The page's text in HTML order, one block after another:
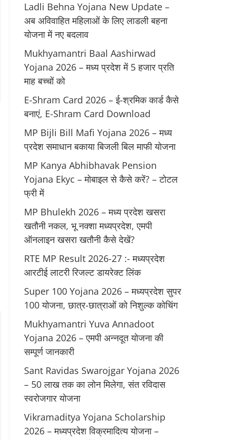
Ladli Behna Yojana New Update –
अब अविवाहित महिलाओं के लिए लाडली बहना
योजना में नए बदलाव
Mukhyamantri Baal Aashirwad
Yojana 2026 – मध्य प्रदेश में 5 हजार प्रति
माह बच्चों को
E-Shram Card 2026 – ई-श्रमिक कार्ड कैसे
बनाएं, E-Shram Card Download
MP Bijli Bill Mafi Yojana 2026 – मध्य
प्रदेश समाधान बकाया बिजली बिल माफी योजना
MP Kanya Abhibhavak Pension
Yojana Ekyc – मोबाइल से कैसे करें? – टोटल
फ्री में
MP Bhulekh 2026 – मध्य प्रदेश खसरा
खतौनी नकल, भू नक्शा मध्यप्रदेश, एमपी
ऑनलाइन खसरा खतौनी कैसे देखें?
RTE MP Result 2026-27 :- मध्‍यप्रदेश
आरटीई लाटरी रिजल्ट डायरेक्ट लिंक
Super 100 Yojana 2026 – मध्यप्रदेश सुपर
100 योजना, छात्र-छात्राओं को निशुल्क कोचिंग
Mukhyamantri Yuva Annadoot
Yojana 2026 – एमपी अन्नदूत योजना की
सम्पूर्ण जानकारी
Sant Ravidas Swarojgar Yojana 2026
– 50 लाख तक का लोन मिलेगा, संत रविदास
स्वरोजगार योजना
Vikramaditya Yojana Scholarship
2026 – मध्‍यप्रदेश विक्रमादित्‍य योजना –